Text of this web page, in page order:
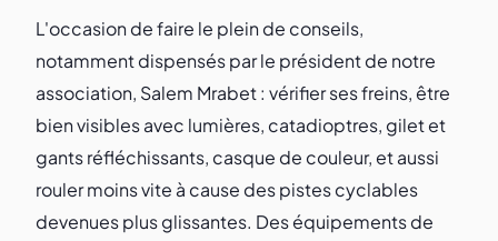
L'occasion de faire le plein de conseils,
notamment dispensés par le président de notre
association, Salem Mrabet : vérifier ses freins, être
bien visibles avec lumières, catadioptres, gilet et
gants réfléchissants, casque de couleur, et aussi
rouler moins vite à cause des pistes cyclables
devenues plus glissantes. Des équipements de